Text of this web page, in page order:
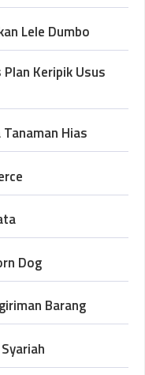
Lele Dumbo
Keripik Usus
Hias
Dog
Barang